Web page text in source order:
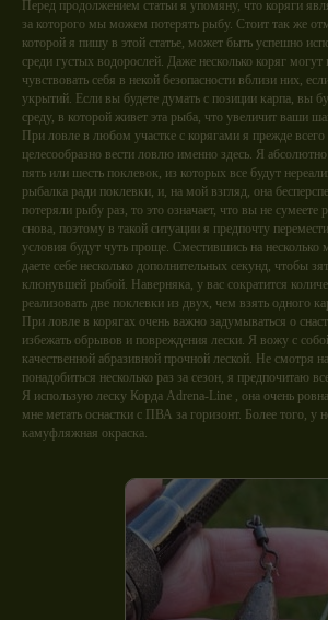
Перед продолжением статьи я упомяну, что коряги
за которого мы можем потерять рыбу. Стоит так же
которой я пишу в этой статье, может быть успешно
среди густых водорослей. Даже несколько коряг могут
чувствовать себя в некой безопасности вблизи них,
укрытий. Если вы будете думать с позиции карпа, вы
среду, в которой живет эта рыба, что увеличит ваши
При ловле в любом участке с корягами я прежде
целесообразно вести ловлю именно здесь. Я
пять или шесть поклевок, из которых все будут
рыбалка ради поклевки, и, на мой взгляд, она
потеряли рыбу раз, то это означает, что вы не сумеете
снова, поэтому в такой ситуации я предпочту
условия будут чуть проще. Сместившись на несколько
даете себе несколько дополнительных секунд, чтобы
клюнувшей рыбой. Наверняка, у вас сократится
реализовать две поклевки из двух, чем взять одного
При ловле в корягах очень важно задумываться о
избежать обрывов и повреждения лески. Я вожу с
качественной абразивной прочной леской. Не смотря
понадобиться несколько раз за сезон, я предпочитаю
Я использую леску Корда Adrena-Line , она очень
мне метать оснастки с ПВА за горизонт. Более того, у
камуфляжная окраска.